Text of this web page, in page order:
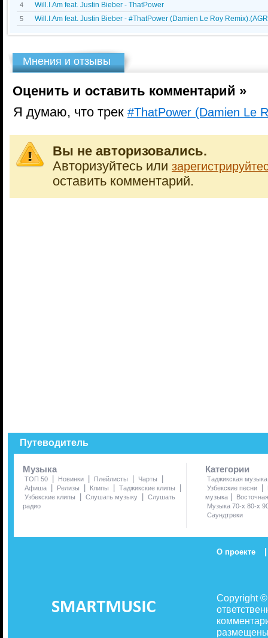
4 Will.I.Am feat. Justin Bieber - ThatPower
5 Will.I.Am feat. Justin Bieber - #ThatPower (Damien Le Roy
Мнения и отзывы
Оценить и оставить комментарий »
Я думаю, что трек #ThatPower (Damien Le
Вы не авторизовались.
Авторизуйтесь или
оставить комментарий.
Путеводитель
Музыка
ТОП 50 | Новинки | Плейлисты | Чарты |
Афиша | Релизы | Клипы | Таджикские клипы |
Узбекские клипы | Слушать музыку | Слушать
радио
Категории
Таджикская музыка
Узбекские песни
|
музыка |
Музыка 70-х 80-х
Саундтреки
О проекте |
Copyright
размещены